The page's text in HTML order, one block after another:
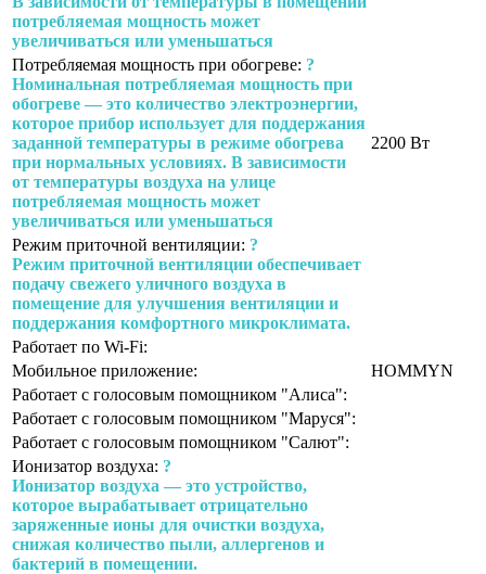
потребляемая мощность может
увеличиваться или уменьшаться
Потребляемая мощность при обогреве: ?
Номинальная потребляемая мощность при
обогреве — это количество электроэнергии,
которое прибор использует для поддержания
заданной температуры в режиме обогрева
при нормальных условиях. В зависимости
от температуры воздуха на улице
потребляемая мощность может
увеличиваться или уменьшаться
2200 Вт
Режим приточной вентиляции: ?
Режим приточной вентиляции обеспечивает
подачу свежего уличного воздуха в
помещение для улучшения вентиляции и
поддержания комфортного микроклимата.
Работает по Wi-Fi:
Мобильное приложение:
HOMMYN
Работает с голосовым помощником "Алиса":
Работает с голосовым помощником "Маруся":
Работает с голосовым помощником "Салют":
Ионизатор воздуха: ?
Ионизатор воздуха — это устройство,
которое вырабатывает отрицательно
заряженные ионы для очистки воздуха,
снижая количество пыли, аллергенов и
бактерий в помещении.